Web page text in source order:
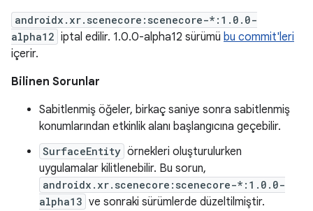
androidx.xr.scenecore:scenecore-*:1.0.0-
alpha12 iptal edilir. 1.0.0-alpha12 sürümü bu commit'leri
içerir.
Bilinen Sorunlar
Sabitlenmiş öğeler, birkaç saniye sonra sabitlenmiş
konumlarından etkinlik alanı başlangıcına geçebilir.
SurfaceEntity örnekleri oluşturulurken
uygulamalar kilitlenebilir. Bu sorun,
androidx.xr.scenecore:scenecore-*:1.0.0-
alpha13 ve sonraki sürümlerde düzeltilmiştir.